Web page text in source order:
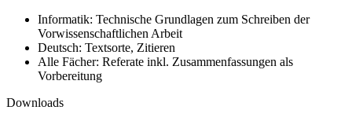
Informatik: Technische Grundlagen zum Schreiben der
Vorwissenschaftlichen Arbeit
Deutsch: Textsorte, Zitieren
Alle Fächer: Referate inkl. Zusammenfassungen als
Vorbereitung
Downloads